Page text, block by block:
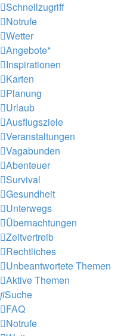
Schnellzugriff
Notrufe
Wetter
Angebote*
Inspirationen
Karten
Planung
Urlaub
Ausflugsziele
Veranstaltungen
Vagabunden
Abenteuer
Survival
Gesundheit
Unterwegs
Übernachtungen
Zeitvertreib
Rechtliches
Unbeantwortete Themen
Aktive Themen
Suche
FAQ
Notrufe